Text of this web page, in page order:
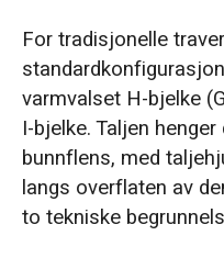
For tradisjonelle
varmvalset H-bjelke
I-bjelke. Taljen
bunnflens, med
langs overflaten av
to tekniske